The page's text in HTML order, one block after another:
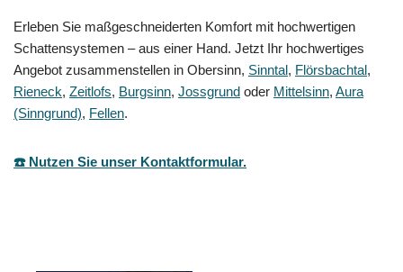
Erleben Sie maßgeschneiderten Komfort mit hochwertigen
Schattensystemen – aus einer Hand. Jetzt Ihr hochwertiges
Angebot zusammenstellen in Obersinn, Sinntal, Flörsbachtal,
Rieneck, Zeitlofs, Burgsinn, Jossgrund oder Mittelsinn, Aura
(Sinngrund), Fellen.
☎️ Nutzen Sie unser Kontaktformular.